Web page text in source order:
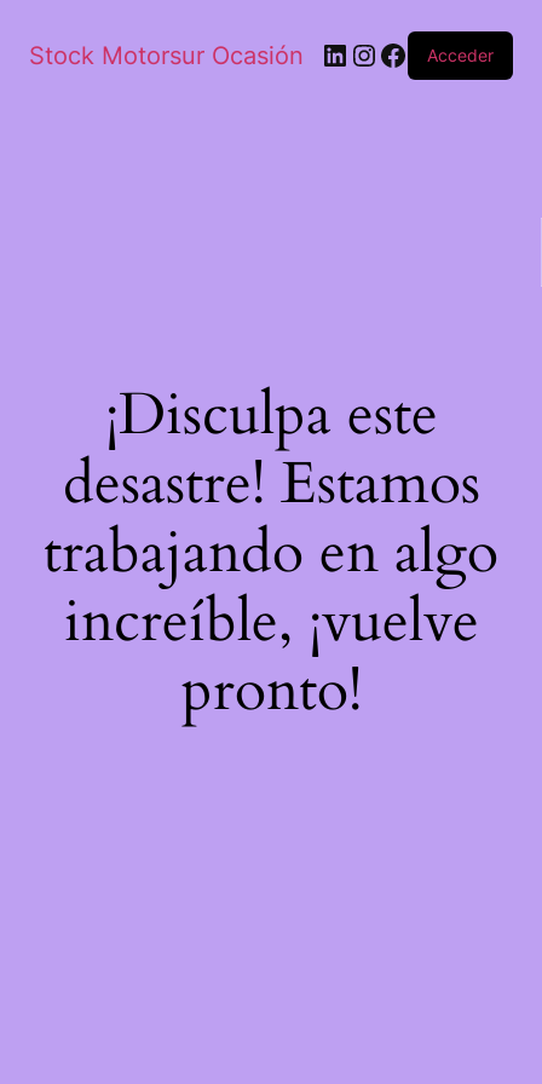
Stock Motorsur Ocasión Acceder
¡Disculpa este
desastre! Estamos
trabajando en algo
increíble, ¡vuelve
pronto!